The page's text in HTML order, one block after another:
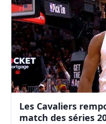
Les Cavaliers
match des séries